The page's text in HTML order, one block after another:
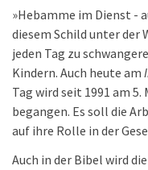
»Hebamme im Dienst -
diesem Schild unter der
jeden Tag zu
Kindern. Auch heute am
Tag wird seit 1991 am 5.
begangen. Es soll die
auf ihre Rolle in der
Auch in der Bibel wird